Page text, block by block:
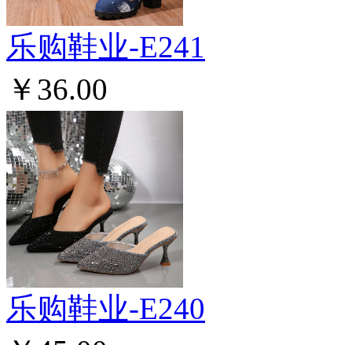
乐购鞋业-E241
￥36.00
乐购鞋业-E240